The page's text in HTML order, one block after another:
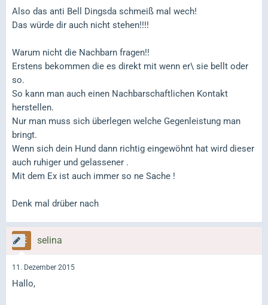
Also das anti Bell Dingsda schmeiß mal wech!
Das würde dir auch nicht stehen!!!!
Warum nicht die Nachbarn fragen!!
Erstens bekommen die es direkt mit wenn er\ sie bellt oder
so.
So kann man auch einen Nachbarschaftlichen Kontakt
herstellen.
Nur man muss sich überlegen welche Gegenleistung man
bringt.
Wenn sich dein Hund dann richtig eingewöhnt hat wird dieser
auch ruhiger und gelassener .
Mit dem Ex ist auch immer so ne Sache !
Denk mal drüber nach
selina
11. Dezember 2015
Hallo,